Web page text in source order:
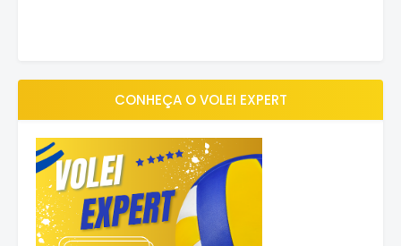
CONHEÇA O VOLEI EXPERT